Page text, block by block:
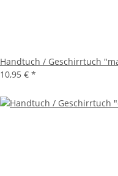
Handtuch / Geschirrtuch
10,95 € *